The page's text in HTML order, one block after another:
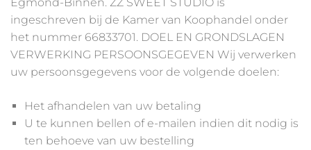
ingeschreven bij de Kamer van Koophandel onder
het nummer 66833701. DOEL EN GRONDSLAGEN
VERWERKING PERSOONSGEGEVEN Wij verwerken
uw persoonsgegevens voor de volgende doelen:
Het afhandelen van uw betaling
U te kunnen bellen of e-mailen indien dit nodig is
ten behoeve van uw bestelling